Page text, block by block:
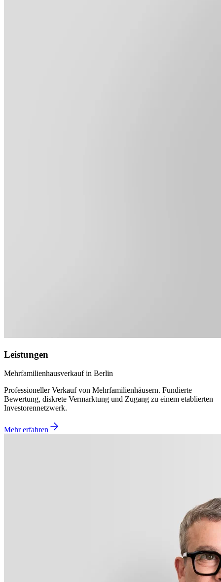
Leistungen
Mehrfamilienhausverkauf in Berlin
Professioneller Verkauf von Mehrfamilienhäusern. Fundierte
Bewertung, diskrete Vermarktung und Zugang zu einem etablierten
Investorennetzwerk.
Mehr erfahren